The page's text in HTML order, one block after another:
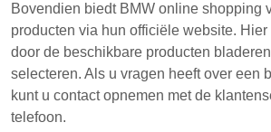
Bovendien biedt BMW online shopping
producten via hun officiële website.
door de beschikbare producten
selecteren. Als u vragen heeft over een
kunt u contact opnemen met de
telefoon.